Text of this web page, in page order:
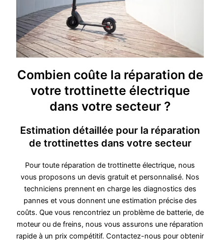
Combien coûte la réparation de
votre trottinette électrique
dans votre secteur ?
Estimation détaillée pour la réparation
de trottinettes dans votre secteur
Pour toute réparation de trottinette électrique, nous
vous proposons un devis gratuit et personnalisé. Nos
techniciens prennent en charge les diagnostics des
pannes et vous donnent une estimation précise des
coûts. Que vous rencontriez un problème de batterie, de
moteur ou de freins, nous vous assurons une réparation
rapide à un prix compétitif. Contactez-nous pour obtenir